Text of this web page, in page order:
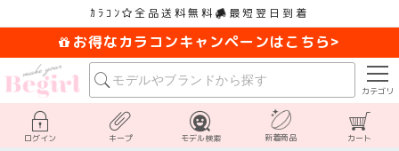
ｶﾗｺﾝ 全品送料無料 最短翌日到着
お得なカラコンキャンペーンはこちら>
カテゴリ
ログイン キープ モデル検索 新着商品 カート